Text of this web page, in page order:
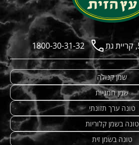
1800-30-31-32
שמן קנולה
שמן חמניות
טונה ערך תזונתי
טונה בשמן קלוריות
טונה בשמן זית